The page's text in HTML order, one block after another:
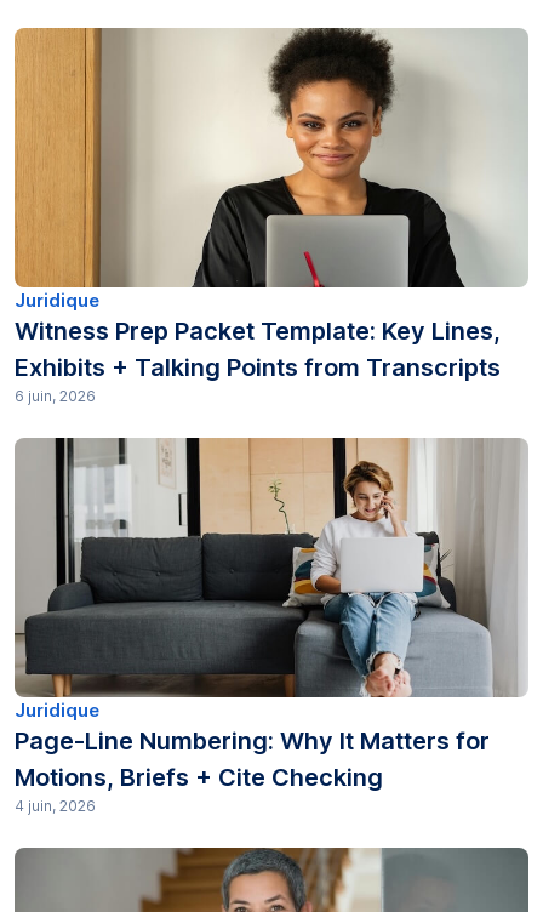
Juridique
Witness Prep Packet Template: Key Lines,
Exhibits + Talking Points from Transcripts
6 juin, 2026
Juridique
Page-Line Numbering: Why It Matters for
Motions, Briefs + Cite Checking
4 juin, 2026